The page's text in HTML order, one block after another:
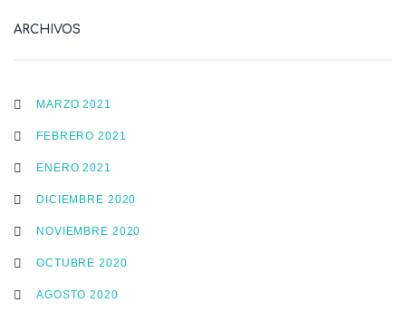
ARCHIVOS
MARZO 2021
FEBRERO 2021
ENERO 2021
DICIEMBRE 2020
NOVIEMBRE 2020
OCTUBRE 2020
AGOSTO 2020